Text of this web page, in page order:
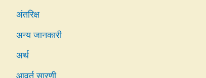
अंतरिक्ष
अन्य जानकारी
अर्थ
आवर्त सारणी